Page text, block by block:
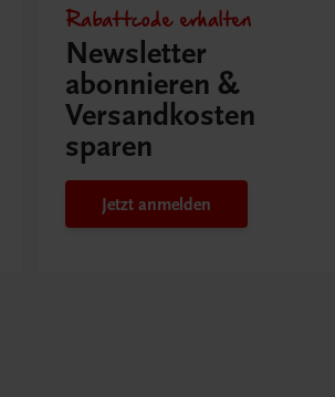
Rabattcode erhalten
Newsletter
abonnieren &
Versandkosten
sparen
Jetzt anmelden